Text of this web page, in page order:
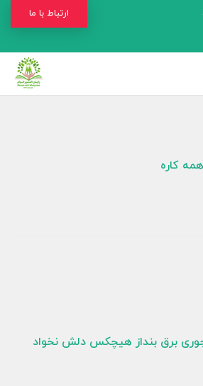
ارتباط با ما
کاره
برق بنداز هیچکس دلش نخواد